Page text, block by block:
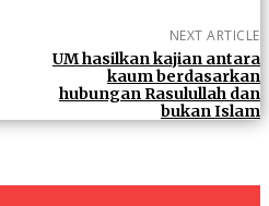
NEXT ARTICLE
UM hasilkan kajian antara
kaum berdasarkan
hubungan Rasulullah dan
bukan Islam